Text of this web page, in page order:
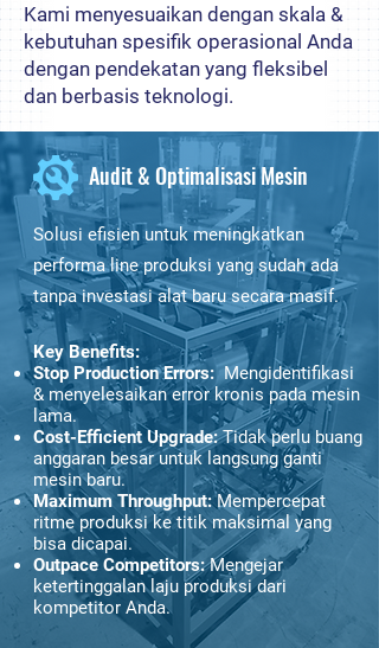
Kami menyesuaikan dengan skala &
kebutuhan spesifik operasional Anda
dengan pendekatan yang fleksibel
dan berbasis teknologi.
Solusi efisien untuk meningkatkan
performa line produksi yang sudah ada
tanpa investasi alat baru secara masif.
Key Benefits:
Stop Production Errors: Mengidentifikasi
& menyelesaikan error kronis pada mesin
lama.
Cost-Efficient Upgrade:Tidak perlu buang
anggaran besar untuk langsung ganti
mesin baru.
Maximum Throughput:Mempercepat
ritme produksi ke titik maksimal yang
bisa dicapai.
Outpace Competitors:Mengejar
ketertinggalan laju produksi dari
kompetitor Anda.
Audit & Optimalisasi Mesin